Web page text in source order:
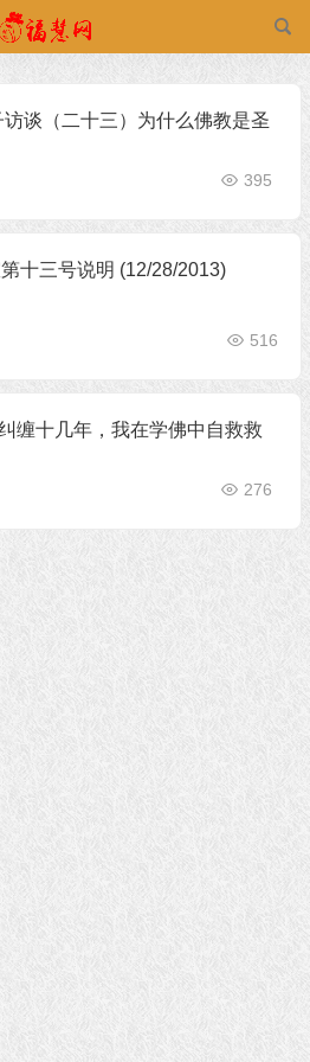
访谈（二十三）为什么佛教是圣
395
十三号说明 (12/28/2013)
516
纠缠十几年，我在学佛中自救救
276